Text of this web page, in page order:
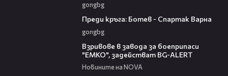
gongbg
Преди кръга: Ботев - Спартак Варна
gongbg
Взривове в завода за боеприпаси
"ЕМКО", задействат BG-ALERT
Новините на NOVA